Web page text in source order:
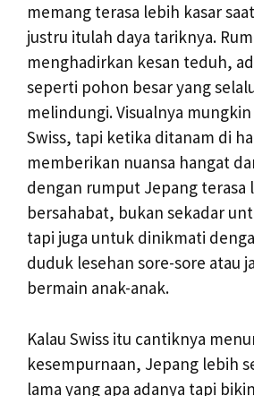
memang terasa lebih kasar
justru itulah daya tariknya.
menghadirkan kesan teduh,
seperti pohon besar yang
melindungi. Visualnya
Swiss, tapi ketika ditanam di
memberikan nuansa hangat
dengan rumput Jepang terasa
bersahabat, bukan sekadar
tapi juga untuk dinikmati
duduk lesehan sore-sore atau
bermain anak-anak.
Kalau Swiss itu cantiknya
kesempurnaan, Jepang lebih
lama yang apa adanya tapi